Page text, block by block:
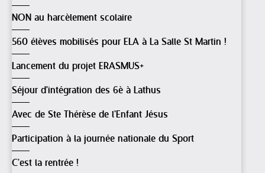
NON au harcèlement scolaire
560 élèves mobilisés pour ELA à La Salle St Martin !
Lancement du projet ERASMUS+
Séjour d'intégration des 6è à Lathus
Avec de Ste Thérèse de l'Enfant Jésus
Participation à la journée nationale du Sport
C'est la rentrée !